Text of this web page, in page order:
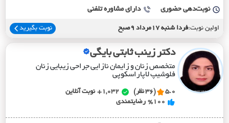
نوبت‌دهی حضوری دارای مشاوره تلفنی
اولین نوبت:فردا شنبه 17مرداد 9صبح نوبت بگیرید
دکتر زینب ثابتی بایگی
متخصص زنان و زایمان نازایی جراحی زیبایی زنان
فلوشیپ لاپاراسکوپی
5.0 (36 نظر) 1,032+
نوبت آنلاین
%100 رضایتمندی